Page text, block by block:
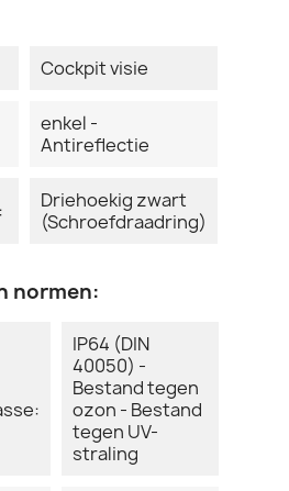
Cockpit visie
enkel -
Antireflectie
Driehoekig zwart
(Schroefdraadring)
normen:
IP64 (DIN
40050) -
Bestand tegen
ozon - Bestand
tegen UV-
straling